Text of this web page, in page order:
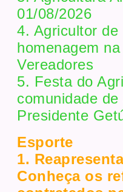
01/08/2026
4. Agricultor
homenagem
Vereadores
5. Festa do
comunidade
Presidente
Esporte
1.
Conheça os